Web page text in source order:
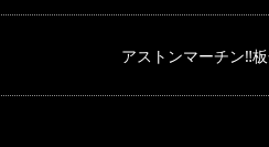
アストンマーチン‼️